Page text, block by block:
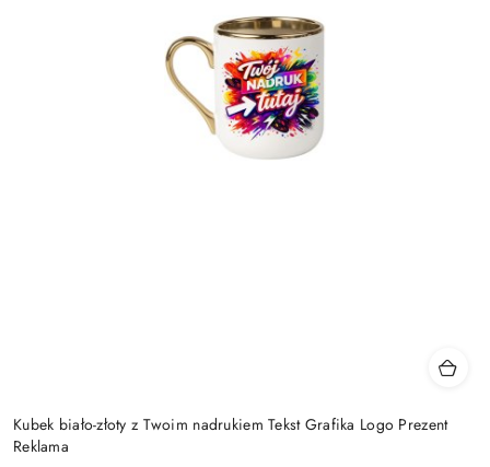
Kubek biało-złoty z Twoim nadrukiem Tekst Grafika Logo Prezent
Reklama